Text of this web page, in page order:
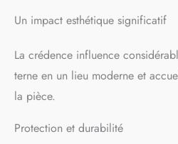
Un impact esthétique significatif
La crédence influence
terne en un lieu moderne et
la pièce.
Protection et durabilité